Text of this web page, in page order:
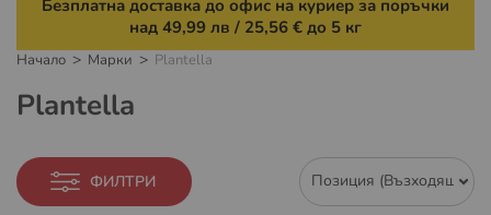
Безплатна доставка до офис на куриер за поръчки
над 49,99 лв / 25,56 € до 5 кг
Начало Марки Plantella
Plantella
ФИЛТРИ